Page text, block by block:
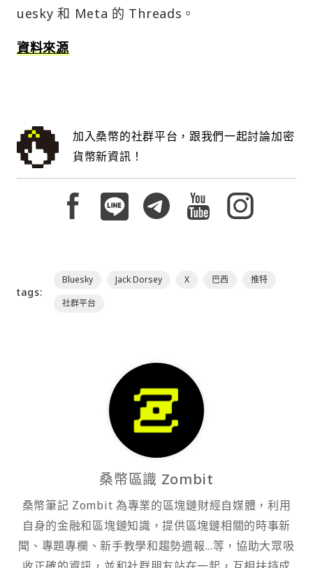
uesky 和 Meta 的 Threads。
資料來源
加入桑幣的社群平台，跟我們一起討論加密
貨幣新資訊！
tags:
Bluesky Jack Dorsey X 巴西
推特
社群平台
桑幣區識 Zombit
桑幣筆記 Zombit 為專業的區塊鏈財經自媒體，利用
自身的金融和區塊鏈知識，提供區塊鏈相關的時事新
聞、專題專欄、新手教學和趨勢週報...等，協助大眾吸